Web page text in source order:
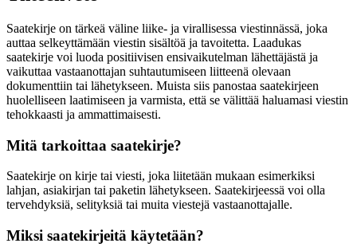
Saatekirje on tärkeä väline liike- ja virallisessa viestinnässä, joka
auttaa selkeyttämään viestin sisältöä ja tavoitetta. Laadukas
saatekirje voi luoda positiivisen ensivaikutelman lähettäjästä ja
vaikuttaa vastaanottajan suhtautumiseen liitteenä olevaan
dokumenttiin tai lähetykseen. Muista siis panostaa saatekirjeen
huolelliseen laatimiseen ja varmista, että se välittää haluamasi viestin
tehokkaasti ja ammattimaisesti.
Mitä tarkoittaa saatekirje?
Saatekirje on kirje tai viesti, joka liitetään mukaan esimerkiksi
lahjan, asiakirjan tai paketin lähetykseen. Saatekirjeessä voi olla
tervehdyksiä, selityksiä tai muita viestejä vastaanottajalle.
Miksi saatekirjeitä käytetään?